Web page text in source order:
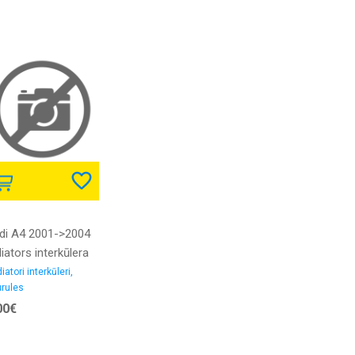
A4 2001->2004
interkūlera
1.9D iekšējais
50/56MM
interkūleri,